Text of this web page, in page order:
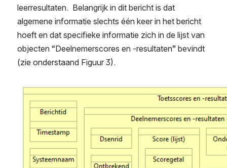
leerresultaten.  Belangrijk in dit bericht is dat
algemene informatie slechts één keer in het bericht
hoeft en dat specifieke informatie zich in de lijst van
objecten “Deelnemerscores en -resultaten” bevindt
(zie onderstaand Figuur 3).
Open